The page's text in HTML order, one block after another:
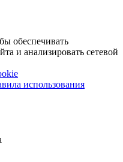
обеспечивать
и анализировать сетевой
использования